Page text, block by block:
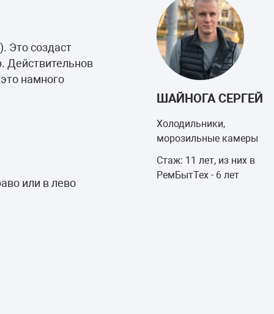
ШАЙНОГА СЕРГЕЙ
Холодильники,
морозильные камеры
Стаж: 11 лет, из них в
РемБытТех - 6 лет
Это создаст
Действительнов
намного
или в лево